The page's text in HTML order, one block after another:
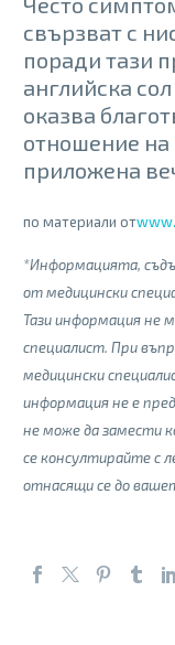
свързват с
поради тази
английска
оказва
отношение
приложена
по материали от
*Информацията,
от медицински
Тази информация не
специалист. При
медицински
информация не е
не може да замести
се консултирайте с
отнасящи се до